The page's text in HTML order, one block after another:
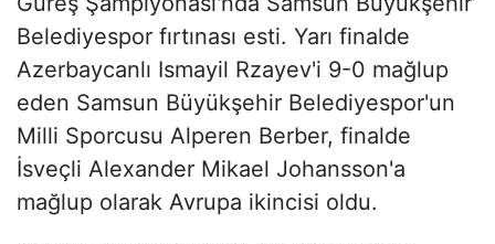
Belediyespor fırtınası esti. Yarı finalde
Azerbaycanlı Ismayil Rzayev'i 9-0 mağlup
eden Samsun Büyükşehir Belediyespor'un
Milli Sporcusu Alperen Berber, finalde
İsveçli Alexander Mikael Johansson'a
mağlup olarak Avrupa ikincisi oldu.